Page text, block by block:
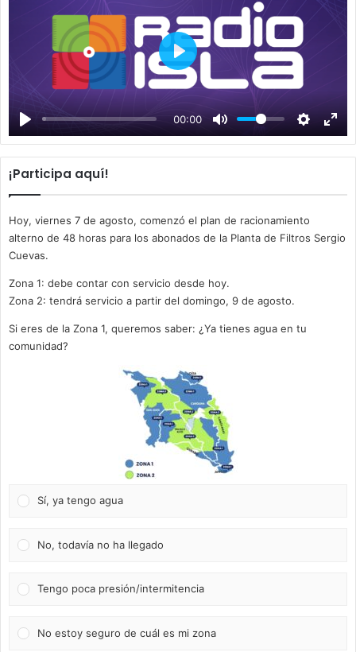
00:00
P
a
y
¡Participa aquí!
Hoy, viernes 7 de agosto, comenzó el plan de racionamiento
alterno de 48 horas para los abonados de la Planta de Filtros Sergio
Cuevas.
Zona 1: debe contar con servicio desde hoy.
Zona 2: tendrá servicio a partir del domingo, 9 de agosto.
Si eres de la Zona 1, queremos saber: ¿Ya tienes agua en tu
comunidad?
Sí, ya tengo agua
No, todavía no ha llegado
Tengo poca presión/intermitencia
No estoy seguro de cuál es mi zona